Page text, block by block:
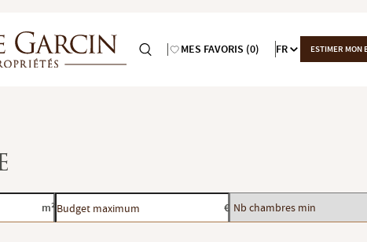
MES FAVORIS (0) FR ESTIMER MON
m²Budget
maximum
€ Nb
chambres